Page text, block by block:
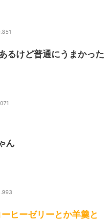
るけど普通にうまかった
ん
ヒーゼリーとか羊羹と